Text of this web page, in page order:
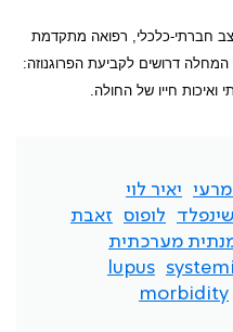
חברתי-כלכלי, רפואה מתקדמת
המחלה דרושים לקביעת הפרוגנוזה:
חייו של החולה.
יאיר לוי
שינפלד לופוס
זאבת
מערכתית
lupus
morbidity